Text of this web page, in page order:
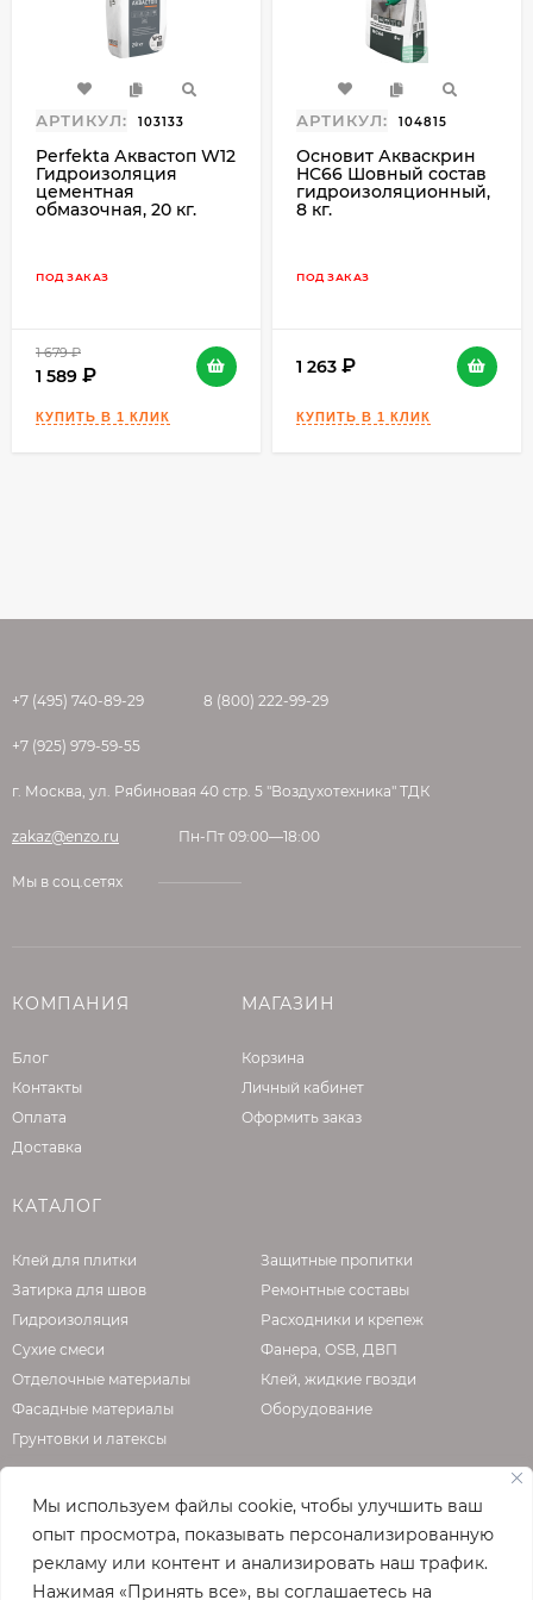
Мы используем файлы cookie, чтобы улучшить ваш
опыт просмотра, показывать персонализированную
рекламу или контент и анализировать наш трафик.
Нажимая «Принять все», вы соглашаетесь на
прочностными характеристиками.
Существует два вида производства
Вибролитьё: жидкий бетон заливается в
полимерную форму, которая помещается на
прочности (простой способ, не требующий
дорогостоящего оборудования).
Вибропрессование: полусухой бетон (также
он называется тощим) помещается в стальную
профессионального оборудования).
Вибропрессование бывает однослойным и
двуслойным.
Однослойное прессование можно
совсем не важен, ведь щебень всегда будет
лицевого (верхнего) слоя вместо щебня
эстетика здесь всегда на высоте. Основной
слой при этом не окрашивается.
Есть мнение, что плитка должна быть
окрашена полностью по всей толщине и, если
заметен. На самом деле это заблуждение –
высоты камня, поэтому сделать скол до
основного слоя будет затруднительно: такой
силы удар скорее расколет камень целиком.
верхний слой – окрашенный в массе бетон, а
не тонкий слой краски.
верхний слой – одно целое с основным слоем
недостаток: такая плитка будет намного
дороже из-за большего количества
красящего пигмента. При этом после укладки
АРТИКУЛ: 103133
Perfekta Аквастоп W12
Гидроизоляция
цементная
обмазочная, 20 кг.
ПОД ЗАКАЗ
1 679
1 589
АРТИКУЛ: 104815
Основит Акваскрин
HC66 Шовный состав
гидроизоляционный,
8 кг.
ПОД ЗАКАЗ
1 263
+7 (495) 740-89-29 8 (800) 222-99-29
+7 (925) 979-59-55
г. Москва, ул. Рябиновая 40 стр. 5 "Воздухотехника" ТДК
zakaz@enzo.ru Пн-Пт 09:00—18:00
Мы в соц.сетях
КОМПАНИЯ
Блог
Контакты
Оплата
Доставка
МАГАЗИН
Корзина
Личный кабинет
Оформить заказ
КАТАЛОГ
Клей для плитки
Затирка для швов
Гидроизоляция
Сухие смеси
Отделочные материалы
Фасадные материалы
Грунтовки и латексы
Защитные пропитки
Ремонтные составы
Расходники и крепеж
Фанера, OSB, ДВП
Клей, жидкие гвозди
Оборудование
О КОМПАНИИ
Официальная страница сайтаenzo.ru